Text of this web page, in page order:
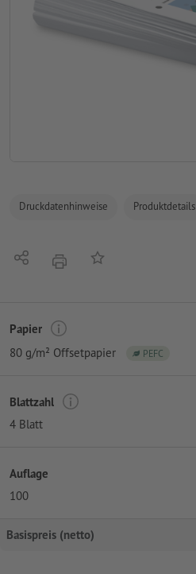
Druckdatenhinweise Produktdetails
Teilen DruckenAuf die Merkliste
Papier
80 g/m² Offsetpapier
PEFC
Blattzahl
4 Blatt
Auflage
100
Basispreis (netto)